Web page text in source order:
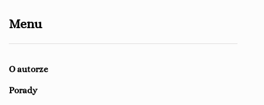
Menu
O autorze
Porady